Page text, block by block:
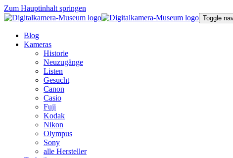
Zum Hauptinhalt springen
Toggle
Blog
Kameras
Historie
Neuzugänge
Listen
Gesucht
Canon
Casio
Fuji
Kodak
Nikon
Olympus
Sony
alle Hersteller